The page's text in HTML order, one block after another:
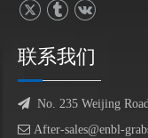
联系我们
 No. 235 Weijing
 After-sales@enbl-